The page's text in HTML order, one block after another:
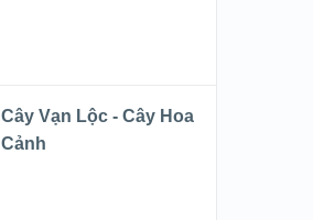
Cây Vạn Lộc - Cây Hoa
Cảnh